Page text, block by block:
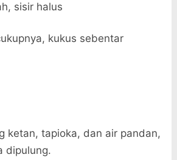
sisir halus
kukus sebentar
ketan, tapioka, dan air pandan,
dipulung.